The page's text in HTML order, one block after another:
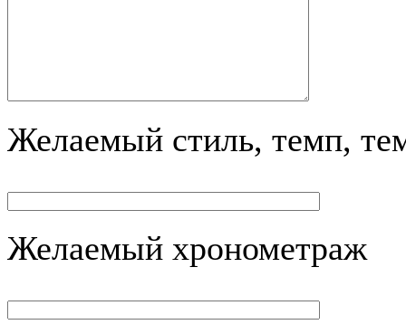
Желаемый стиль, темп,
Желаемый хронометраж